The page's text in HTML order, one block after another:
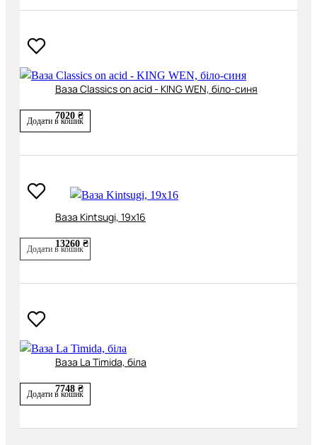
Ваза Classics on acid - KING WEN, біло-синя
7020 ₴
Додати в кошик
Ваза Kintsugi, 19х16
13260 ₴
Додати в кошик
Ваза La Timida, біла
7748 ₴
Додати в кошик